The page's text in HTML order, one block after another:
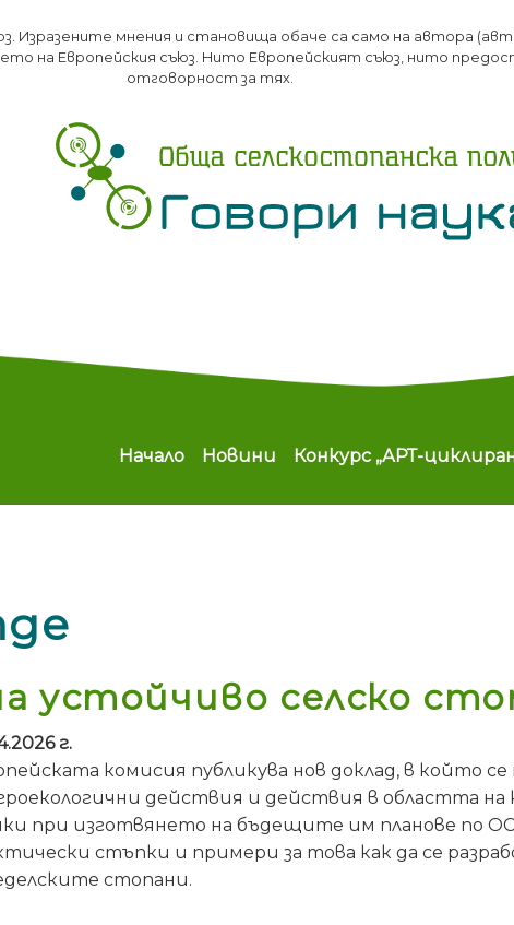
към
основното
Изразените мнения и становища обаче са само на автора
на Европейския съюз. Нито Европейският съюз, нито
отговорност за тях.
Main navigation
Начало Новини Конкурс „АРТ-
устойчиво селско
г.
комисия публикува нов доклад, в който
действия и действия в областта
при изготвянето на бъдещите им планове по
стъпки и примери за това как да се
стопани.